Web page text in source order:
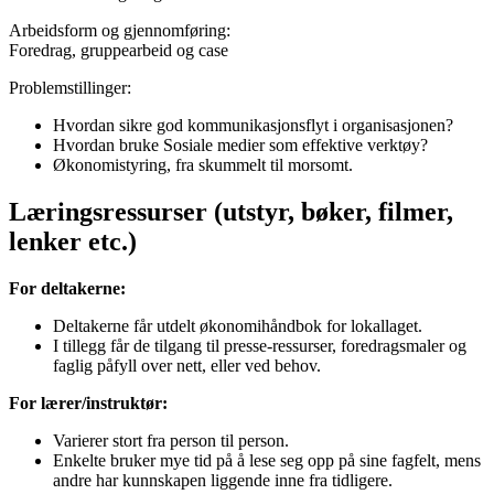
Arbeidsform og gjennomføring:
Foredrag, gruppearbeid og case
Problemstillinger:
Hvordan sikre god kommunikasjonsflyt i organisasjonen?
Hvordan bruke Sosiale medier som effektive verktøy?
Økonomistyring, fra skummelt til morsomt.
Læringsressurser (utstyr, bøker, filmer,
lenker etc.)
For deltakerne:
Deltakerne får utdelt økonomihåndbok for lokallaget.
I tillegg får de tilgang til presse-ressurser, foredragsmaler og
faglig påfyll over nett, eller ved behov.
For lærer/instruktør:
Varierer stort fra person til person.
Enkelte bruker mye tid på å lese seg opp på sine fagfelt, mens
andre har kunnskapen liggende inne fra tidligere.